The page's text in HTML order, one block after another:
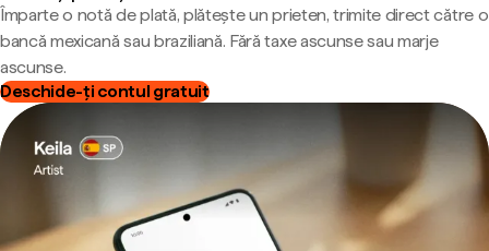
Împarte o notă de plată, plătește un prieten, trimite direct către o
bancă mexicană sau braziliană. Fără taxe ascunse sau marje
ascunse.
Deschide-ți contul gratuit